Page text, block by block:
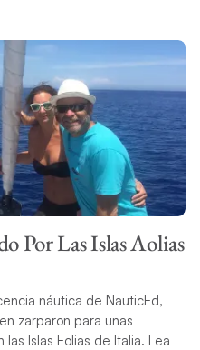
Por Las Islas Aolias
náutica de NauticEd,
zarparon para unas
Islas Eolias de Italia. Lea